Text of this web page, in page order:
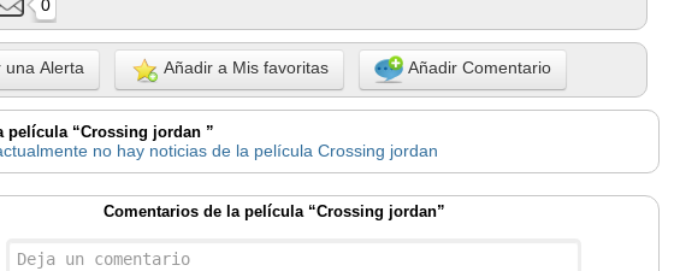
0
una Alerta Añadir a Mis favoritas Añadir Comentario
película “Crossing jordan ”
no hay noticias de la película Crossing jordan
Comentarios de la película “Crossing jordan”